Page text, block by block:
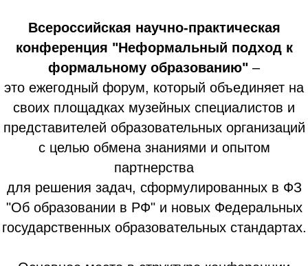
Всероссийская научно-практическая
конференция "Неформальный подход к
формальному образованию" –
это ежегодный форум, который объединяет на
своих площадках музейных специалистов и
представителей образовательных организаций
с целью обмена знаниями и опытом
партнерства
для решения задач, сформулированных в ФЗ
"Об образовании в РФ" и новых Федеральных
государственных образовательных стандартах.